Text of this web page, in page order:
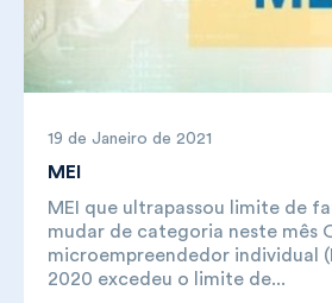
19 de Janeiro de 2021
MEI
MEI que ultrapassou limite de
mudar de categoria neste mês
microempreendedor individual
2020 excedeu o limite de...